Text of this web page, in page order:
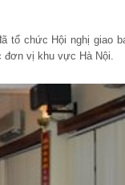
tổ chức Hội nghị giao
đơn vị khu vực Hà Nội.